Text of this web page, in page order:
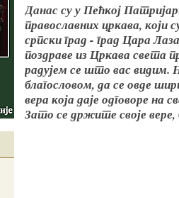
Данас су у Пећкој
православних цркава, који
српски град - град Цара
поздраве из Цркава света
радујем се што вас видим.
благословом, да се овде
вера која даје одговоре на
Зато се држите своје